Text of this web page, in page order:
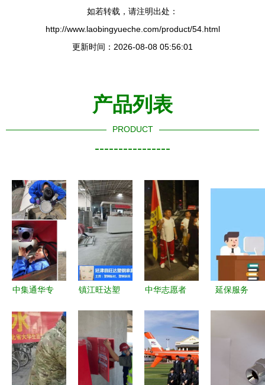
如若转载，请注明出处：
http://www.laobingyueche.com/product/54.html
更新时间：2026-08-08 05:56:01
产品列表
PRODUCT
----------------
中集通华专
基地的专业
救援服务网
络与创新解
决方案
镇江旺达塑
与专业救援
保障
中华志愿者
水上应急救
援服务总队
支援河南凯
旋归来
延保服务